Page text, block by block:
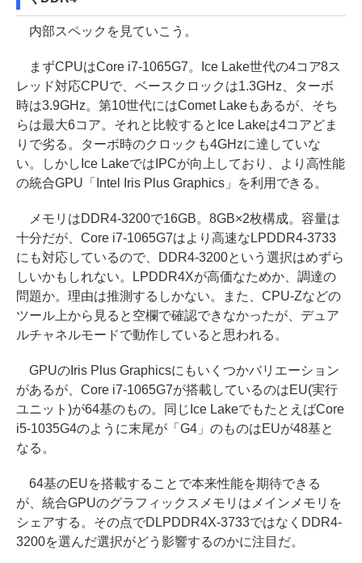
内部スペックを見ていこう。
まずCPUはCore i7-1065G7。Ice Lake世代の4コア8ス
レッド対応CPUで、ベースクロックは1.3GHz、ターボ
時は3.9GHz。第10世代にはComet Lakeもあるが、そち
らは最大6コア。それと比較するとIce Lakeは4コアどま
りで劣る。ターボ時のクロックも4GHzに達していな
い。しかしIce LakeではIPCが向上しており、より高性能
の統合GPU「Intel Iris Plus Graphics」を利用できる。
メモリはDDR4-3200で16GB。8GB×2枚構成。容量は
十分だが、Core i7-1065G7はより高速なLPDDR4-3733
にも対応しているので、DDR4-3200という選択はめずら
しいかもしれない。LPDDR4Xが高価なためか、調達の
問題か。理由は推測するしかない。また、CPU-Zなどの
ツール上から見ると空欄で確認できなかったが、デュア
ルチャネルモードで動作していると思われる。
GPUのIris Plus Graphicsにもいくつかバリエーション
があるが、Core i7-1065G7が搭載しているのはEU(実行
ユニット)が64基のもの。同じIce LakeでもたとえばCore
i5-1035G4のように末尾が「G4」のものはEUが48基と
なる。
64基のEUを搭載することで本来性能を期待できる
が、統合GPUのグラフィックスメモリはメインメモリを
シェアする。その点でDLPDDR4X-3733ではなくDDR4-
3200を選んだ選択がどう影響するのかに注目だ。